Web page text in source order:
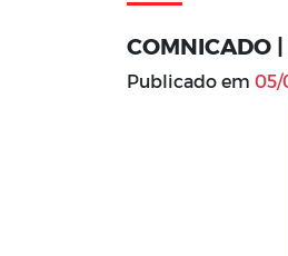
COMNICADO |
Publicado em 05/